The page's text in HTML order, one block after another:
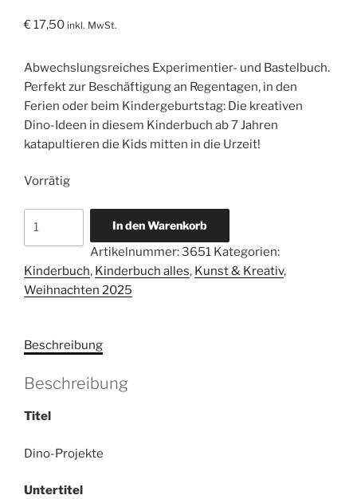
€17,50 inkl. MwSt.
Abwechslungsreiches Experimentier- und Bastelbuch.
Perfekt zur Beschäftigung an Regentagen, in den
Ferien oder beim Kindergeburtstag: Die kreativen
Dino-Ideen in diesem Kinderbuch ab 7 Jahren
katapultieren die Kids mitten in die Urzeit!
Vorrätig
T-
Rex-
Dinosaurier-
Menge
In den Warenkorb
Artikelnummer:3651 Kategorien:
Kinderbuch, Kinderbuch alles, Kunst & Kreativ,
Weihnachten 2025
Beschreibung
Beschreibung
Titel
Dino-Projekte
Untertitel